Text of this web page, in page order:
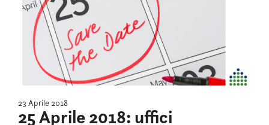
23 Aprile 2018
25 Aprile 2018: uffici